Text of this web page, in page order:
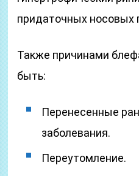
придаточных носовых
Также причинами
быть:
Перенесенные
заболевания.
Переутомление.